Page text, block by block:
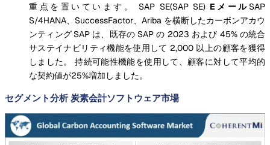
重点を置いています。
SAP SE(SAP SE) EメールSAP
S/4HANA、SuccessFactor、Ariba を横断したカーボンアカウ
ンティングSAP は、既存の SAP の 2023 および 45% の統合
サステイナビリティ機能を使用して 2,000 以上の顧客を獲得
しました。 持続可能性機能を使用して、顧客に対して平均的
な契約値が25%増加しました。
セグメント分析 炭素会計ソフトウェア市場